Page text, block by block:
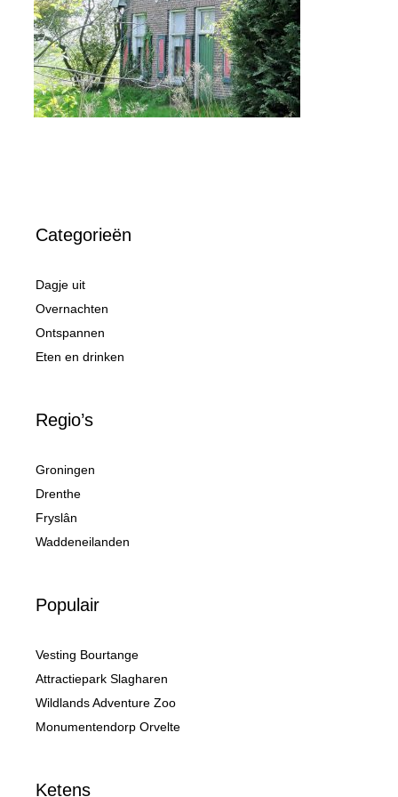
Categorieën
Dagje uit
Overnachten
Ontspannen
Eten en drinken
Regio’s
Groningen
Drenthe
Fryslân
Waddeneilanden
Populair
Vesting Bourtange
Attractiepark Slagharen
Wildlands Adventure Zoo
Monumentendorp Orvelte
Ketens